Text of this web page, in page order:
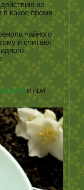
на
в какое время
чайного
и считают
и при